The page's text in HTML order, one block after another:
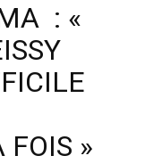
: «
FOIS »